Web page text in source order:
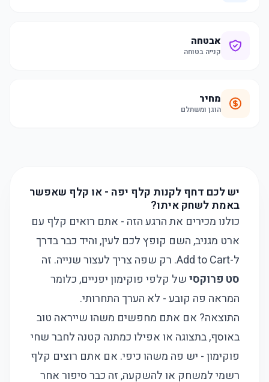
אבטחה
קנייה בטוחה
מחיר
הוגן ומשתלם
יש לכם דחף לקנות קלף יפה - או קלף שאפשר
באמת לשחק איתו?
כולנו מכירים את הרגע הזה - אתם רואים קלף עם
ארט מגניב, השם קופץ לכם לעין, והיד כבר בדרך
ל-Add to Cart. רק שפה צריך לעצור שנייה. זה
סט פרוקסישל קלפי פוקימון יפניים, כלומר
המראה פה קובע - לא הערך התחרותי.
התוצאה? אם אתם מחפשים משהו שייראה טוב
באוסף, בתצוגה או אפילו כמתנה קטנה לחבר שחי
פוקימון - יש פה משהו כיפי. אם אתם רוצים קלף
רשמי למשחק או להשקעה, זה כבר סיפור אחר